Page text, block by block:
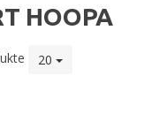
HOOPA
20